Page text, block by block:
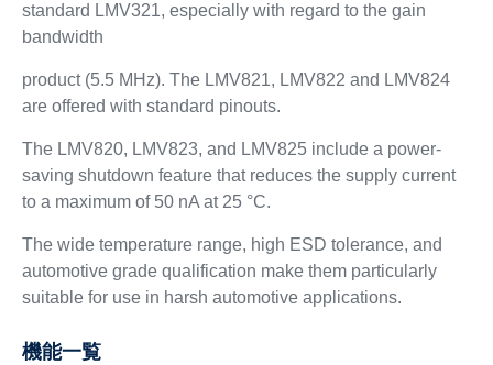
standard LMV321, especially with regard to the gain
bandwidth
product (5.5 MHz). The LMV821, LMV822 and LMV824
are offered with standard pinouts.
The LMV820, LMV823, and LMV825 include a power-
saving shutdown feature that reduces the supply current
to a maximum of 50 nA at 25 °C.
The wide temperature range, high ESD tolerance, and
automotive grade qualification make them particularly
suitable for use in harsh automotive applications.
機能一覧